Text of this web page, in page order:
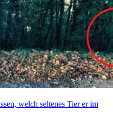
welch seltenes Tier er im